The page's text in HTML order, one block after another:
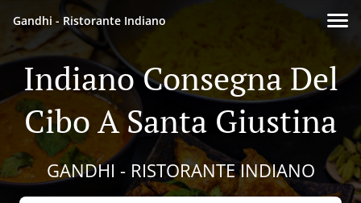
Gandhi - Ristorante Indiano
Indiano Consegna Del
Cibo A Santa Giustina
GANDHI - RISTORANTE INDIANO